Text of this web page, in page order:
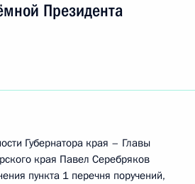
Президента
Губернатора края – Главы
края Павел Серебряков
пункта 1 перечня поручений,